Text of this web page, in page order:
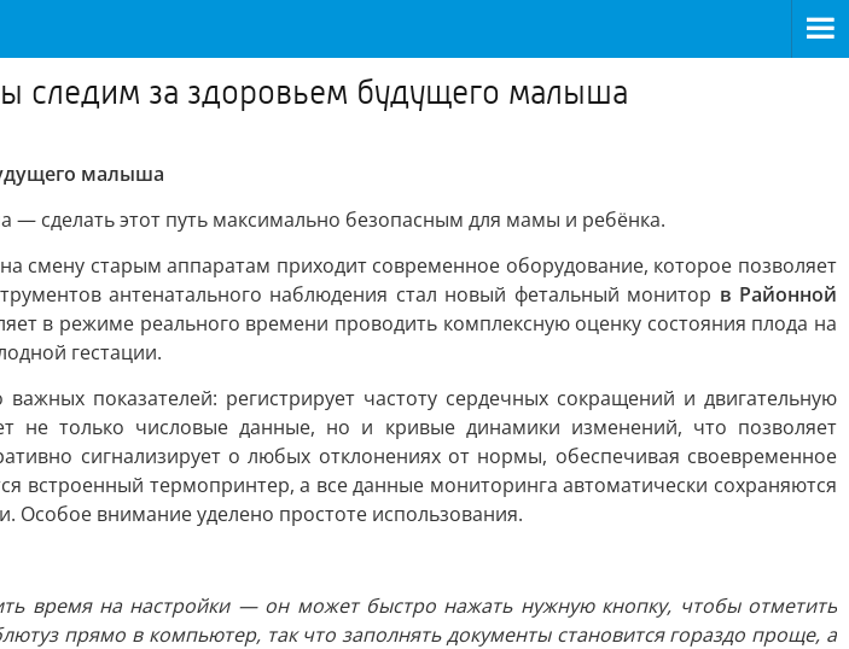
следим за здоровьем будущего малыша
малыша
сделать этот путь максимально безопасным для мамы и ребёнка.
смену старым аппаратам приходит современное оборудование, которое позволяет
антенатального наблюдения стал новый фетальный монитор в Районной
в режиме реального времени проводить комплексную оценку состояния плода на
гестации.
показателей: регистрирует частоту сердечных сокращений и двигательную
не только числовые данные, но и кривые динамики изменений, что позволяет
сигнализирует о любых отклонениях от нормы, обеспечивая своевременное
встроенный термопринтер, а все данные мониторинга автоматически сохраняются
Особое внимание уделено простоте использования.
время на настройки — он может быстро нажать нужную кнопку, чтобы отметить
прямо в компьютер, так что заполнять документы становится гораздо проще, а